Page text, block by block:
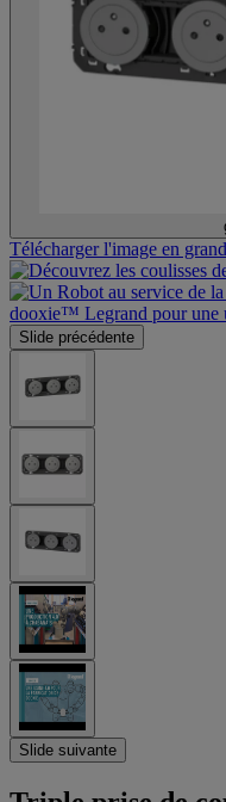
Télécharger l'image en
Slide précédente
Slide suivante